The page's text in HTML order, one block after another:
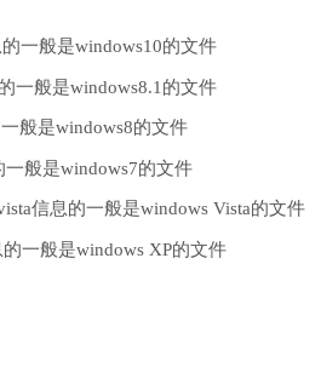
一般是windows10的文件
一般是windows8.1的文件
般是windows8的文件
般是windows7的文件
信息的一般是windows Vista的文件
一般是windows XP的文件